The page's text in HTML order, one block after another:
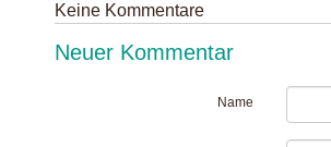
Keine Kommentare
Neuer Kommentar
Name